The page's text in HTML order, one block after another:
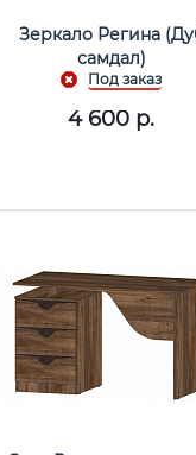
Зеркало Регина
самдал)
4 600 р.